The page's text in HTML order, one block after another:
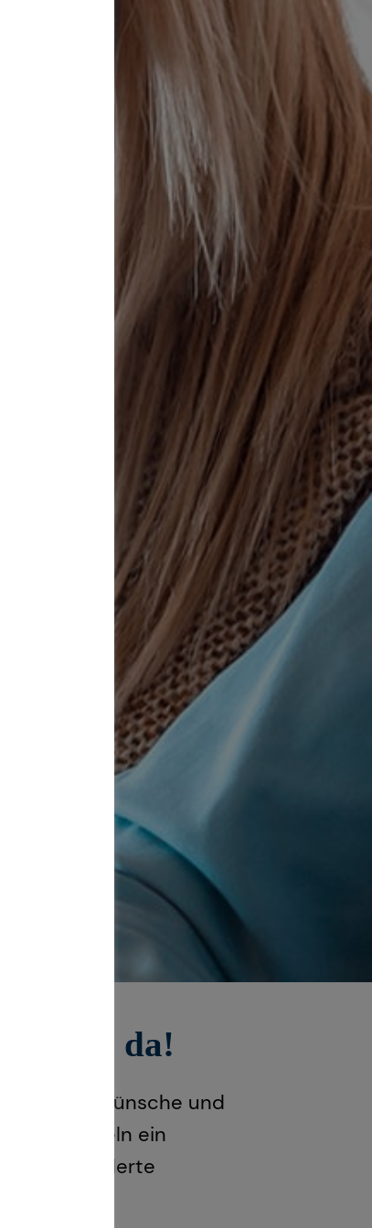
dich da!
Wünsche und
entwickeln ein
veränderte